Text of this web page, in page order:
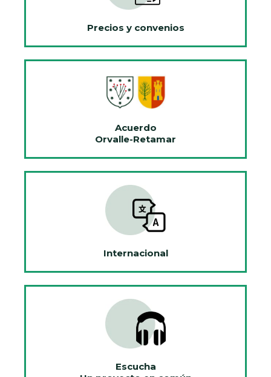
Precios y convenios
Acuerdo
Orvalle-Retamar
Internacional
Escucha